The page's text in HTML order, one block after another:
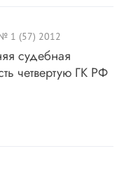
1 (57) 2012
судебная
четвертую ГК РФ